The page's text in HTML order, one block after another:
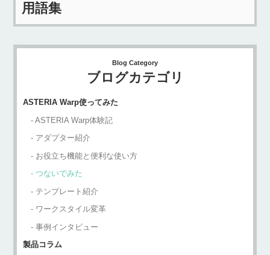
用語集
Blog Category
ブログカテゴリ
ASTERIA Warp使ってみた
ASTERIA Warp体験記
アダプター紹介
お役立ち機能と便利な使い方
つないでみた
テンプレート紹介
ワークスタイル変革
事例インタビュー
製品コラム